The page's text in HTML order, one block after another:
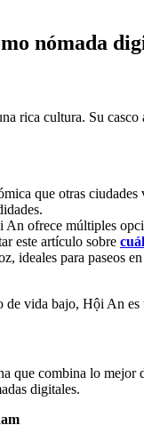
nómada
rica cultura. Su
que otras
An ofrece múltiples
este artículo sobre
ideales para paseos
vida bajo, Hội An es
combina lo mejor
digitales.